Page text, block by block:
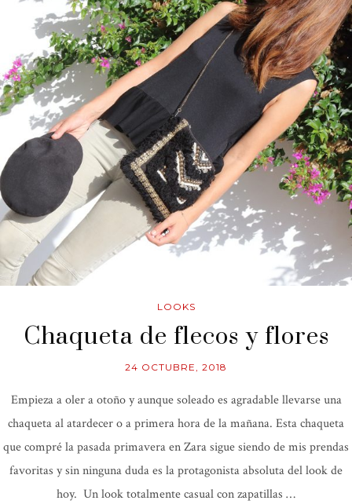
LOOKS
Chaqueta de flecos y flores
24 OCTUBRE, 2018
Empieza a oler a otoño y aunque soleado es agradable llevarse una
chaqueta al atardecer o a primera hora de la mañana. Esta chaqueta
que compré la pasada primavera en Zara sigue siendo de mis prendas
favoritas y sin ninguna duda es la protagonista absoluta del look de
hoy. Un look totalmente casual con zapatillas …